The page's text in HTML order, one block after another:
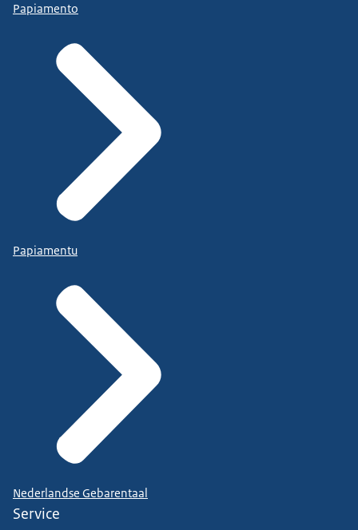
Papiamento
Papiamentu
Nederlandse Gebarentaal
Service